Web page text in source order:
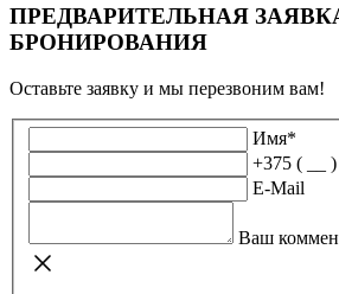
ПРЕДВАРИТЕЛЬНАЯ
БРОНИРОВАНИЯ
Оставьте заявку и мы перезвоним вам!
Имя*
E-Mail
Ваш